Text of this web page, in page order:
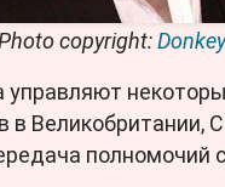
copyright:
в Великобритании,
полномочий